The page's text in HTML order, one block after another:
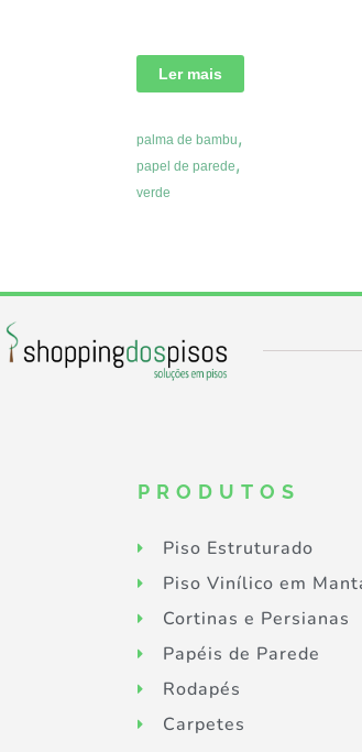
Ler mais
palma de bambu,
papel de parede,
verde
PRODUTOS
Piso Estruturado
Piso Vinílico em
Cortinas e Persianas
Papéis de Parede
Rodapés
Carpetes